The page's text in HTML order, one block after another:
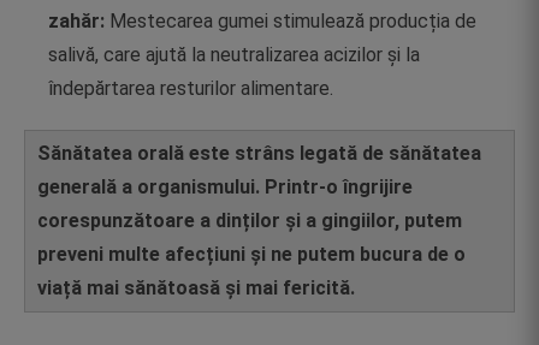
zahăr: Mestecarea gumei stimulează producția de
salivă, care ajută la neutralizarea acizilor și la
îndepărtarea resturilor alimentare.
Sănătatea orală este strâns legată de sănătatea
generală a organismului. Printr-o îngrijire
corespunzătoare a dinților și a gingiilor, putem
preveni multe afecțiuni și ne putem bucura de o
viață mai sănătoasă și mai fericită.